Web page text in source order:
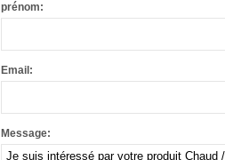
prénom:
Email:
Message: